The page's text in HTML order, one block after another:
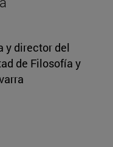
y director del
de Filosofía y